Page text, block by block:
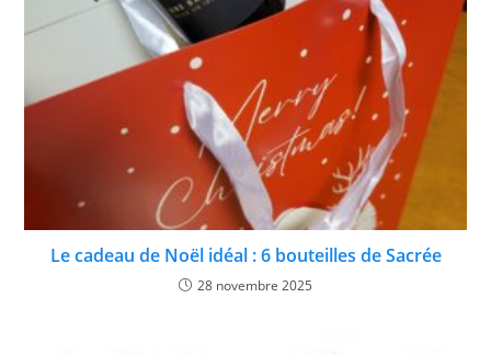
Le cadeau de Noël idéal : 6 bouteilles de Sacrée
28 novembre 2025